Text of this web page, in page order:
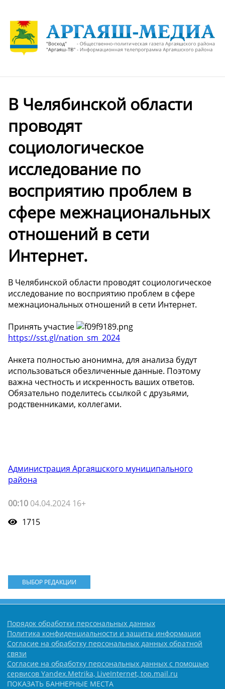
В Челябинской области
проводят
социологическое
исследование по
восприятию проблем в
сфере межнациональных
отношений в сети
Интернет.
В Челябинской области проводят социологическое
исследование по восприятию проблем в сфере
межнациональных отношений в сети Интернет.
Принять участие
https://sst.gl/nation_sm_2024
Анкета полностью анонимна, для анализа будут
использоваться обезличенные данные. Поэтому
важна честность и искренность ваших ответов.
Обязательно поделитесь ссылкой с друзьями,
родственниками, коллегами.
Администрация Аргаяшского муниципального
района
00:10 04.04.2024 16+
1715
ВЫБОР РЕДАКЦИИ
Порядок обработки персональных данных
Политика конфиденциальности и защиты информации
Согласие на обработку персональных данных обратной
связи
Согласие на обработку персональных данных с помощью
сервисов Yandex.Metrika, LiveInternet, top.mail.ru
ПОКАЗАТЬ БАННЕРНЫЕ МЕСТА